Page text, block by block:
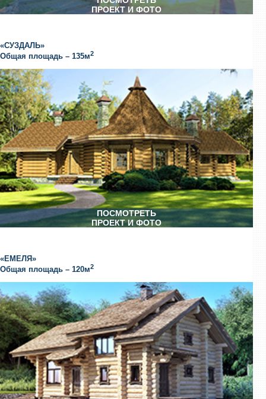
ПРОЕКТ И ФОТО
«СУЗДАЛЬ»
Общая площадь – 135м2
ПОСМОТРЕТЬ
ПРОЕКТ И ФОТО
«ЕМЕЛЯ»
Общая площадь – 120м2